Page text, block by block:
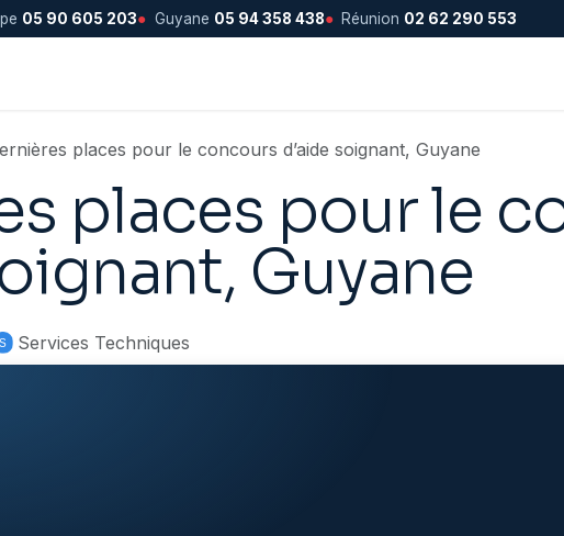
05 90 605 203● Guyane 05 94 358 438● Réunion 02 62 290 553
places pour le concours d’aide soignant, Guyane
places pour le
Guyane
Services Techniques